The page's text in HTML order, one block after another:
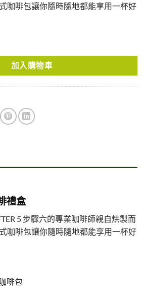
咖啡包讓你隨時隨地都能享用一杯好
加入購物車
禮盒
5 步驟六的專業咖啡師親自烘製而
咖啡包讓你隨時隨地都能享用一杯好
啡包